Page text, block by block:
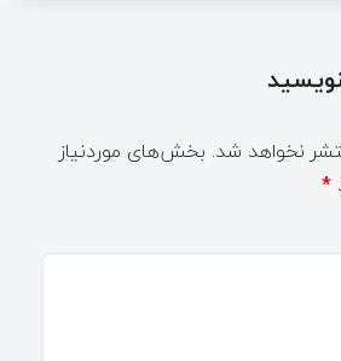
نخواهد شد. بخش‌های موردنیاز
*